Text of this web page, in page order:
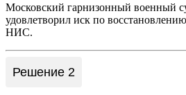
Московский гарнизонный военный
удовлетворил иск по
НИС.
Решение 2